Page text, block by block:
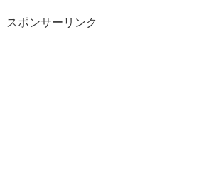
スポンサーリンク